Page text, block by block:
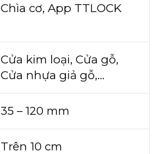
Chìa cơ, App TTLOCK
Cửa kim loại, Cửa gỗ,
Cửa nhựa giả gỗ,…
35 – 120 mm
Trên 10 cm